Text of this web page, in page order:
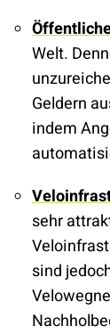
Welt.
Geldern
indem
sehr
sind